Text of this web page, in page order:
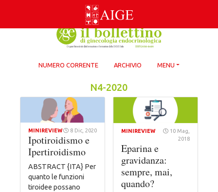
NUMERO CORRENTE ARCHIVIO MENU
N4-2020
MINIREVIEW 8 Dic, 2020
Ipotiroidismo e
Ipertiroidismo
ABSTRACT {ITA} Per
quanto le funzioni
tiroidee possano
MINIREVIEW
10 Mag,
2018
Eparina e
gravidanza:
sempre, mai,
quando?